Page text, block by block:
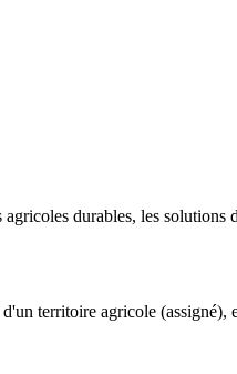
durables, les
territoire agricole